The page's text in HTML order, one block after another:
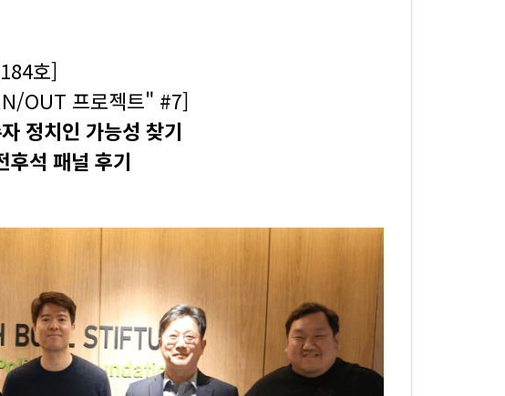
호]
OUT 프로젝트" #7]
정치인 가능성 찾기
후석 패널 후기